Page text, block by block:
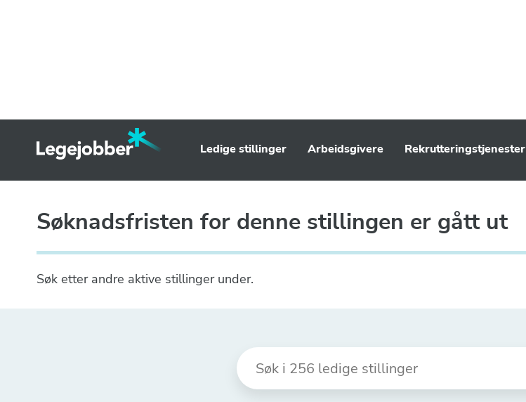
Ledige stillinger Arbeidsgivere Rekrutteringstjenester
Søknadsfristen for denne stillingen er gått ut
Søk etter andre aktive stillinger under.